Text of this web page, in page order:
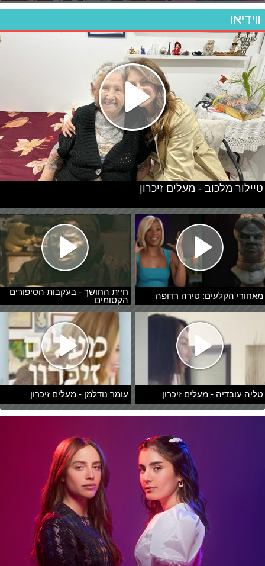
ווידיאו
מאחורי הקלעים: טירה רדופה
חיית החושך - בעקבות הסיפורים
הקסומים
טליה עובדיה - מעלים זיכרון עומר נודלמן - מעלים זיכרון
טיילור מלכוב - מעלים זיכרון